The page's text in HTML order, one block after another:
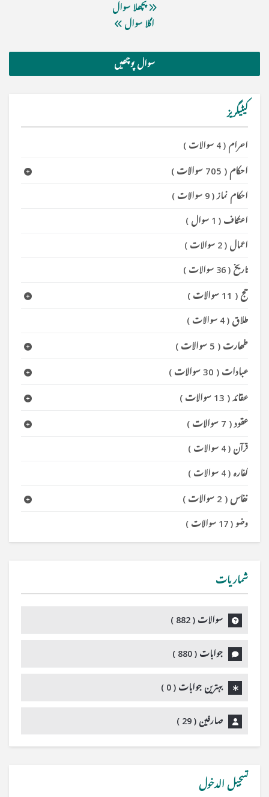
پچھلا سوال
اگلا سوال
سوال پوچھیں
کیٹیگریز
احرام ( 4 سوالات )
احکام ( 705 سوالات )
احکام نماز( 9 سوالات )
اعتکاف ( 1 سوال )
اعمال ( 2 سوالات )
تاریخ ( 36 سوالات )
حج ( 11 سوالات )
طلاق ( 4 سوالات )
طھارت ( 5 سوالات )
عبادات ( 30 سوالات )
عقائد( 13 سوالات )
عقود ( 7 سوالات )
قرآن ( 4 سوالات )
کفارہ ( 4 سوالات )
نفاس ( 2 سوالات )
وضو ( 17 سوالات )
شماریات
سوالات ( 882
)
جوابات ( 880
)
بہترین جوابات ( 0
)
صارفین ( 29
)
تسجيل الدخول